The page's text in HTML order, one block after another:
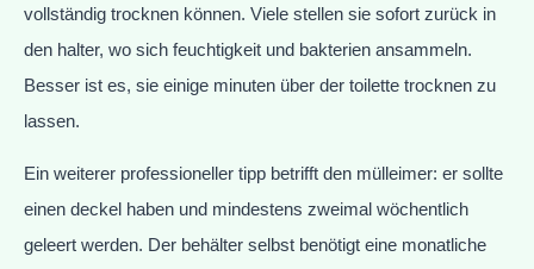
vollständig trocknen können. Viele stellen sie sofort zurück in
den halter, wo sich feuchtigkeit und bakterien ansammeln.
Besser ist es, sie einige minuten über der toilette trocknen zu
lassen.
Ein weiterer professioneller tipp betrifft den mülleimer: er sollte
einen deckel haben und mindestens zweimal wöchentlich
geleert werden. Der behälter selbst benötigt eine monatliche